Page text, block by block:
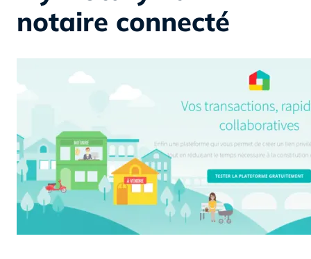
notaire connecté